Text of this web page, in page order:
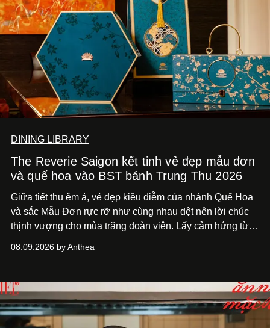
DINING LIBRARY
The Reverie Saigon kết tinh vẻ đẹp mẫu đơn
và quế hoa vào BST bánh Trung Thu 2026
Giữa tiết thu êm ả, vẻ đẹp kiều diễm của nhành Quế Hoa
và sắc Mẫu Đơn rực rỡ như cùng nhau dệt nên lời chúc
thịnh vượng cho mùa trăng đoàn viên. Lấy cảm hứng từ
hương vị của những thức quà truyền thống vào bộ sưu
quà tặng ‘Mẫu Đơn Khai Phúc’, ‘Quế Hoa Vọng Nguyệt’
và ‘Nguyệt Sắc Giao Hòa’, gửi trao ước nguyện bình an
và hạnh phúc viên mãn.
08.09.2026 by Anthea